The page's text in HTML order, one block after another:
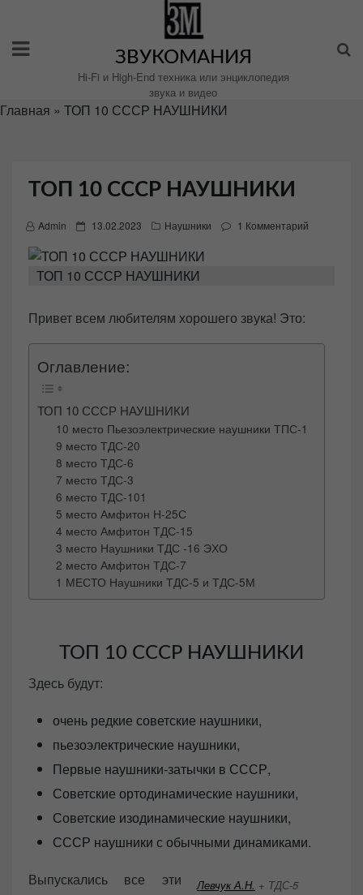
содержимому
ЗВУКОМАНИЯ
Hi-Fi и High-End техника или энциклопедия
звука и видео
Главная » ТОП 10 СССР НАУШНИКИ
ТОП 10 СССР НАУШНИКИ
Admin
P
s
t
d
o
13.02.2023 Наушники 1 Комментарий
ТОП 10 СССР НАУШНИКИ
Привет всем любителям хорошего звука! Это:
Оглавление:
ТОП 10 СССР НАУШНИКИ
10 место Пьезоэлектрические наушники ТПС-1
9 место ТДС-20
8 место ТДС-6
7 место ТДС-3
6 место ТДС-101
5 место Амфитон Н-25С
4 место Амфитон ТДС-15
3 место Наушники ТДС -16 ЭХО
2 место Амфитон ТДС-7
1 МЕСТО Наушники ТДС-5 и ТДС-5М
ТОП 10 СССР НАУШНИКИ
Здесь будут:
очень редкие советские наушники,
пьезоэлектрические наушники,
Первые наушники-затычки в СССР,
Советские ортодинамические наушники,
Советские изодинамические наушники,
СССР наушники с обычными динамиками.
Левчук А.Н. + ТДС-5
Выпускались все эти